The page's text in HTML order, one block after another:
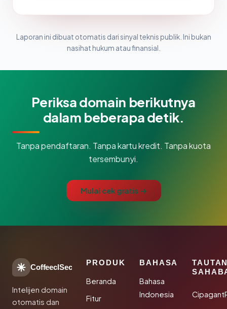
Laporan ini dibuat otomatis dari sinyal teknis publik. Ini bukan
nasihat hukum atau finansial.
Periksa domain berikutnya
dalam beberapa detik.
Tanpa pendaftaran. Tanpa kartu kredit. Tanpa kuota
tersembunyi.
Mulai cek gratis →
CoffeeclSec
Intelijen domain
otomatis dan
PRODUK
Beranda
Fitur
BAHASA
Bahasa
Indonesia